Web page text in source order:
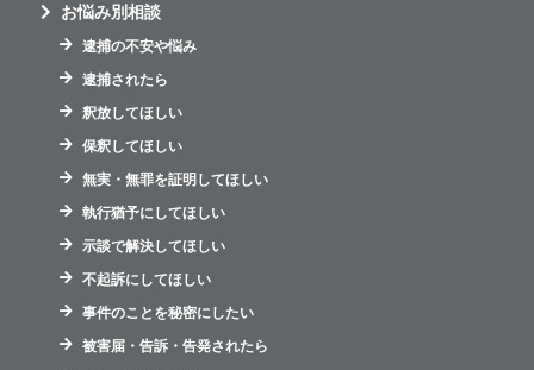
お悩み別相談
逮捕の不安や悩み
逮捕されたら
釈放してほしい
保釈してほしい
無実・無罪を証明してほしい
執行猶予にしてほしい
示談で解決してほしい
不起訴にしてほしい
事件のことを秘密にしたい
被害届・告訴・告発されたら